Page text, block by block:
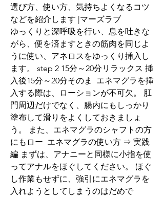
選び方、使い方、気持ちよくなるコツ
などを紹介します |マーズラブ
ゆっくりと深呼吸を行い、息を吐きな
がら、便を済ますときの筋肉を同じよ
うに使い、アネロスをゆっくり挿入し
ます。 step 2 15分～20分リラックス 挿
入後15分～20分そのま  エネマグラを挿
入する際は、ローションが不可欠。 肛
門周辺だけでなく、腸内にもしっかり
塗布して滑りをよくしておきましょ
う。 また、エネマグラのシャフトの方
にもロー  エネマグラの使い方 ⇒ 実践
編 まずは、アナニーと同様に小指を使
ってアナルをほぐしてください。 ほぐ
し作業もせずに、強引にエネマグラを
入れようとしてしまうのはだめで